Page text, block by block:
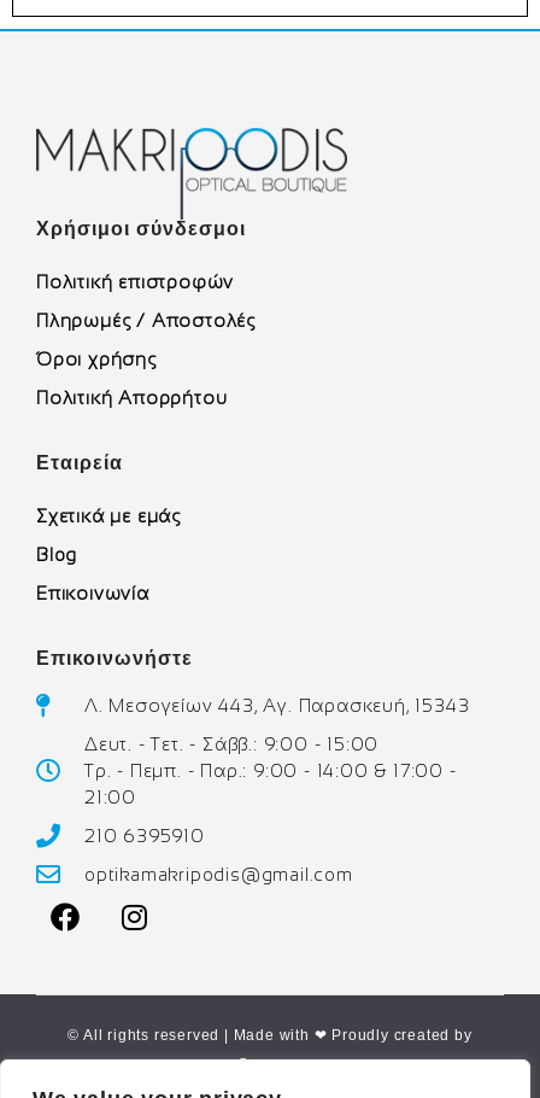
Χρήσιμοι σύνδεσμοι
Πολιτική επιστροφών
Πληρωμές / Αποστολές
Όροι χρήσης
Πολιτική Απορρήτου
Εταιρεία
Σχετικά με εμάς
Blog
Επικοινωνία
Επικοινωνήστε
Λ. Μεσογείων 443, Αγ. Παρασκευή, 15343
Δευτ. - Τετ. - Σάββ.: 9:00 - 15:00
Τρ. - Πεμπ. - Παρ.: 9:00 - 14:00 & 17:00 -
21:00
210 6395910
optikamakripodis@gmail.com
© All rights reserved | Made with ❤ Proudly created by
Corne.gr